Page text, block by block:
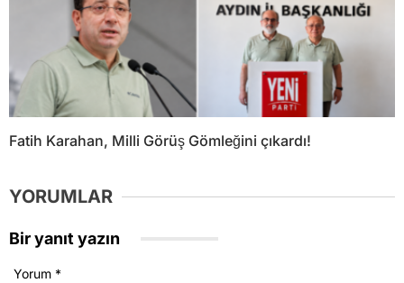
Fatih Karahan, Milli Görüş Gömleğini çıkardı!
YORUMLAR
Bir yanıt yazın
Yorum *